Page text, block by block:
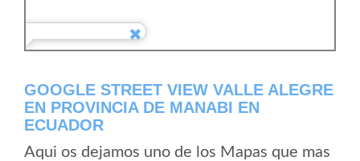
GOOGLE STREET VIEW VALLE ALEGRE
EN PROVINCIA DE MANABI EN
ECUADOR
Aqui os dejamos uno de los Mapas que mas